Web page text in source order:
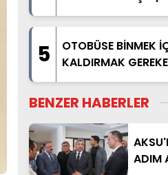
HAZIR
5
OTOBÜSE BİNMEK
KALDIRMAK
BENZER HABERLER
ADIM